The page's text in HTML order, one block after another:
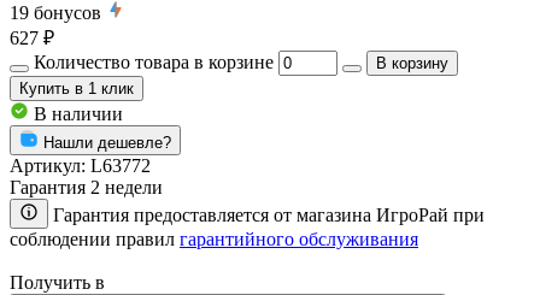
19 бонусов
627 ₽
Количество товара в корзине
В корзину
Купить в 1 клик
В наличии
Нашли дешевле?
Артикул: L63772
Гарантия 2 недели
Гарантия предоставляется от магазина ИгроРай при
соблюдении правил гарантийного обслуживания
Получить в